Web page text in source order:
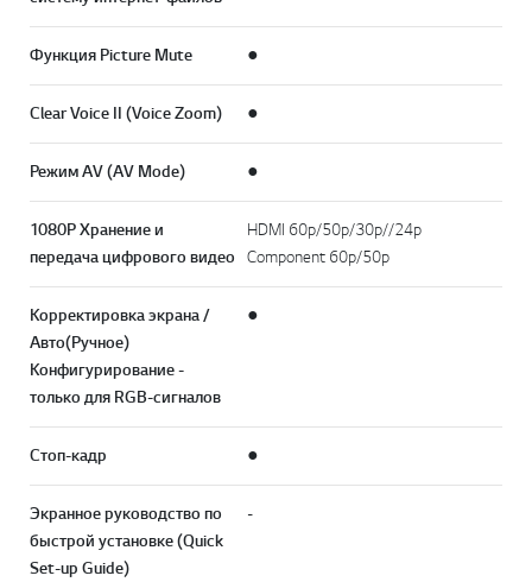
Функция Picture Mute ●
Clear Voice II (Voice Zoom) ●
Режим AV (AV Mode) ●
1080P Хранение и
передача цифрового видео
HDMI 60p/50p/30p//24p
Component 60p/50p
Корректировка экрана /
Авто(Ручное)
Конфигурирование -
только для RGB-сигналов
●
Стоп-кадр ●
Экранное руководство по
быстрой установке (Quick
Set-up Guide)
-